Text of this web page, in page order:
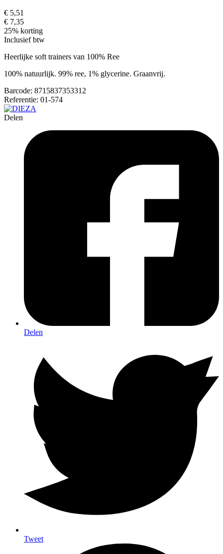
€ 5,51
€ 7,35
25% korting
Inclusief btw
Heerlijke soft trainers van 100% Ree
100% natuurlijk. 99% ree, 1% glycerine. Graanvrij.
Barcode: 8715837353312
Referentie: 01-574
Delen
Delen
Tweet